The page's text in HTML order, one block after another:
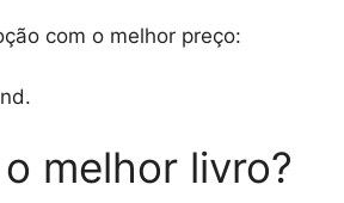
com o melhor preço:
melhor livro?